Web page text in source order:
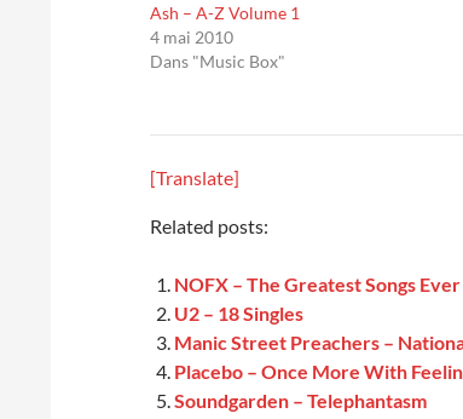
Ash – A-Z Volume 1
4 mai 2010
Dans "Music Box"
[Translate]
Related posts:
NOFX – The Greatest Songs
U2 – 18 Singles
Manic Street Preachers –
Placebo – Once More With
Soundgarden – Telephantasm